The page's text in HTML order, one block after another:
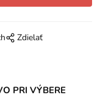
Zdielať
PRI VÝBERE